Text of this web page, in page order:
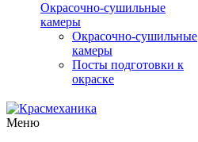
Окрасочно-сушильные
камеры
Окрасочно-сушильные
камеры
Посты подготовки к
окраске
Меню